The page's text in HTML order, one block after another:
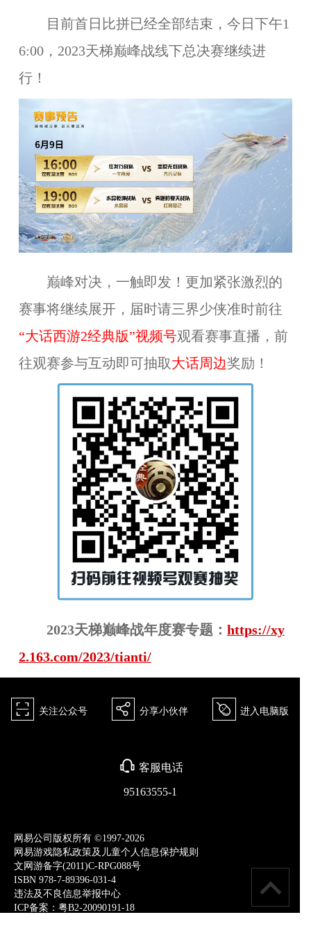
目前首日比拼已经全部结束，今日下午1
6:00，2023天梯巅峰战线下总决赛继续进
行！
巅峰对决，一触即发！更加紧张激烈的
赛事将继续展开，届时请三界少侠准时前往
“大话西游2经典版”视频号观看赛事直播，前
往观赛参与互动即可抽取大话周边奖励！
2023天梯巅峰战年度赛专题： https://xy
2.163.com/2023/tianti/
򰀁 关注公众号 򰀂 分享小伙伴 򰀄 进入电脑版
򰀃 客服电话
95163555-1
网易公司版权所有 ©1997-2026
网易游戏隐私政策及儿童个人信息保护规则
文网游备字(2011)C-RPG088号
ISBN 978-7-89396-031-4
违法及不良信息举报中心
ICP备案：粤B2-20090191-18